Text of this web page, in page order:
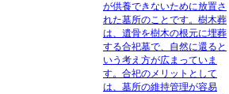
が供養できないために放置さ
れた墓所のことです。樹木葬
は、 遺骨を樹木の根元に埋葬
する合祀墓で、自然に還ると
いう考え方が広まっていま
す。合祀のメリットとして
は、 墓所の維持管理が容易